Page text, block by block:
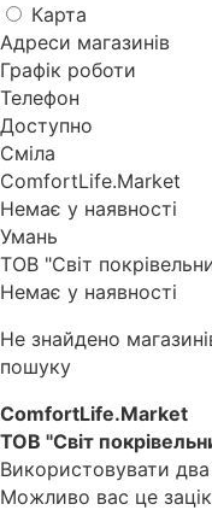
Карта
Адреси магазинів
Графік роботи
Телефон
Доступно
Сміла
ComfortLife.Market
Немає у наявності
Умань
ТОВ "Світ
Немає у наявності
Не знайдено
пошуку
ComfortLife.Market
ТОВ "Світ
Використовувати
Можливо вас це